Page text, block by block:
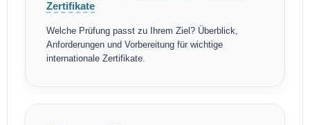
Zertifikate
Welche Prüfung passt zu Ihrem Ziel? Überblick,
Anforderungen und Vorbereitung für wichtige
internationale Zertifikate.